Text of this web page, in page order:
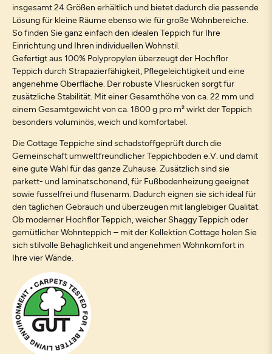
insgesamt 24 Größen erhältlich und bietet dadurch die passende
Lösung für kleine Räume ebenso wie für große Wohnbereiche.
So finden Sie ganz einfach den idealen Teppich für Ihre
Einrichtung und Ihren individuellen Wohnstil.
Gefertigt aus 100% Polypropylen überzeugt der Hochflor
Teppich durch Strapazierfähigkeit, Pflegeleichtigkeit und eine
angenehme Oberfläche. Der robuste Vliesrücken sorgt für
zusätzliche Stabilität. Mit einer Gesamthöhe von ca. 22 mm und
einem Gesamtgewicht von ca. 1800 g pro m² wirkt der Teppich
besonders voluminös, weich und komfortabel.
Die Cottage Teppiche sind schadstoffgeprüft durch die
Gemeinschaft umweltfreundlicher Teppichboden e.V. und damit
eine gute Wahl für das ganze Zuhause. Zusätzlich sind sie
parkett- und laminatschonend, für Fußbodenheizung geeignet
sowie fusselfrei und flusenarm. Dadurch eignen sie sich ideal für
den täglichen Gebrauch und überzeugen mit langlebiger Qualität.
Ob moderner Hochflor Teppich, weicher Shaggy Teppich oder
gemütlicher Wohnteppich – mit der Kollektion Cottage holen Sie
sich stilvolle Behaglichkeit und angenehmen Wohnkomfort in
Ihre vier Wände.